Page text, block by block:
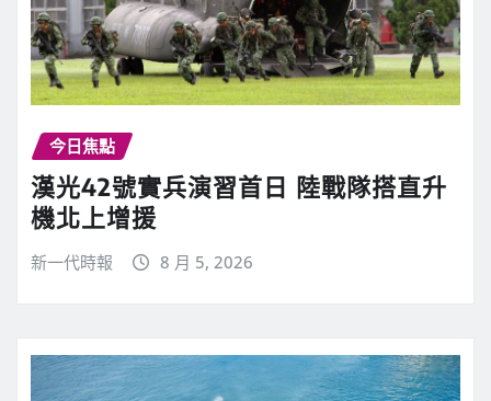
今日焦點
漢光42號實兵演習首日 陸戰隊搭直升
機北上增援
新一代時報 8 月 5, 2026